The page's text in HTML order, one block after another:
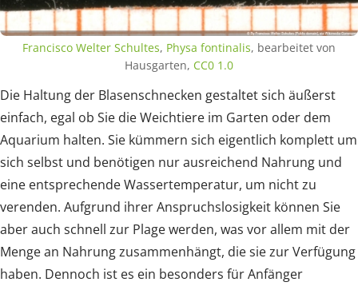
Francisco Welter Schultes, Physa fontinalis, bearbeitet von
Hausgarten, CC0 1.0
Die Haltung der Blasenschnecken gestaltet sich äußerst
einfach, egal ob Sie die Weichtiere im Garten oder dem
Aquarium halten. Sie kümmern sich eigentlich komplett um
sich selbst und benötigen nur ausreichend Nahrung und
eine entsprechende Wassertemperatur, um nicht zu
verenden. Aufgrund ihrer Anspruchslosigkeit können Sie
aber auch schnell zur Plage werden, was vor allem mit der
Menge an Nahrung zusammenhängt, die sie zur Verfügung
haben. Dennoch ist es ein besonders für Anfänger